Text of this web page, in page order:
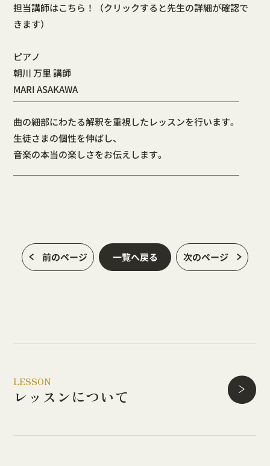
担当講師はこちら！（クリックすると先生の詳細が確認で
きます）
ピアノ
朝川 万里 講師
MARI ASAKAWA
￣￣￣￣￣￣￣￣￣￣￣￣￣￣￣￣￣￣￣￣￣￣￣￣￣
曲の細部にわたる解釈を重視したレッスンを行います。
生徒さまの個性を伸ばし、
音楽の本当の楽しさをお伝えします。
前のページ 一覧へ戻る 次のページ
LESSON
レッスンについて